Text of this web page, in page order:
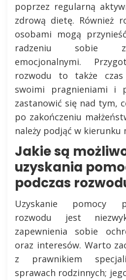
poprzez regularną
zdrową dietę. Również
osobami mogą
radzeniu sobie z
emocjonalnymi.
rozwodu to także
swoimi pragnieniami i
zastanowić się nad tym,
po zakończeniu
należy podjąć w kierunku
Jakie są
uzyskania
podczas
Uzyskanie pomocy
rozwodu jest
zapewnienia sobie
oraz interesów. Warto
z prawnikiem
sprawach rodzinnych;